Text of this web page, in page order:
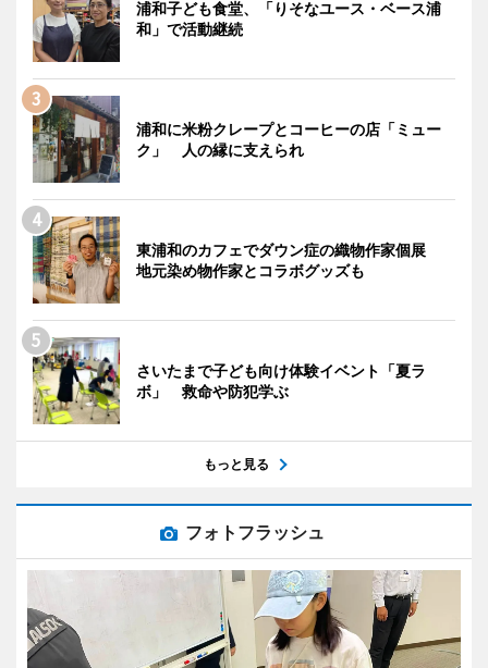
浦和子ども食堂、「りそなユース・ベース浦
和」で活動継続
浦和に米粉クレープとコーヒーの店「ミュー
ク」 人の縁に支えられ
東浦和のカフェでダウン症の織物作家個展
地元染め物作家とコラボグッズも
さいたまで子ども向け体験イベント「夏ラ
ボ」 救命や防犯学ぶ
もっと見る
フォトフラッシュ